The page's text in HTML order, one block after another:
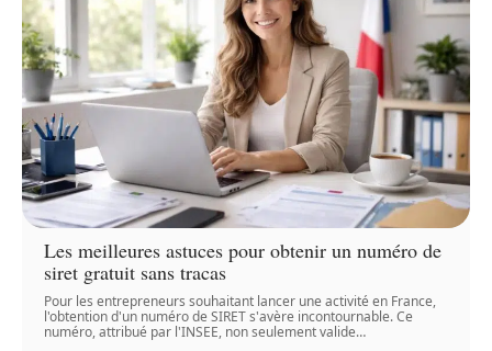
Les meilleures astuces pour obtenir un numéro de
siret gratuit sans tracas
Pour les entrepreneurs souhaitant lancer une activité en France,
l'obtention d'un numéro de SIRET s'avère incontournable. Ce
numéro, attribué par l'INSEE, non seulement valide…